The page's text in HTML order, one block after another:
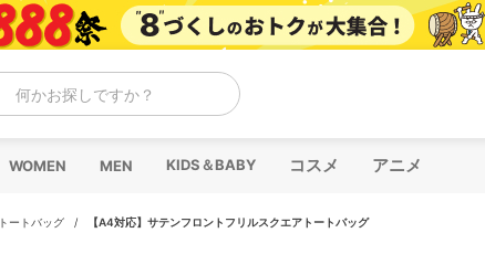
何かお探しですか？
WOMEN MEN KIDS＆BABY コスメ アニメ
トートバッグ / 【A4対応】サテンフロントフリルスクエアトートバッグ